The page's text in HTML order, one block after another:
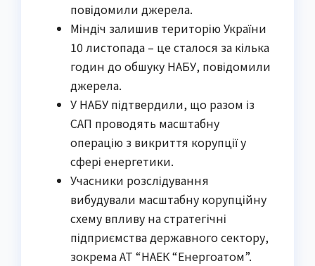
повідомили джерела.
Міндіч залишив територію України
10 листопада – це сталося за кілька
годин до обшуку НАБУ, повідомили
джерела.
У НАБУ підтвердили, що разом із
САП проводять масштабну
операцію з викриття корупції у
сфері енергетики.
Учасники розслідування
вибудували масштабну корупційну
схему впливу на стратегічні
підприємства державного сектору,
зокрема АТ “НАЕК “Енергоатом”.